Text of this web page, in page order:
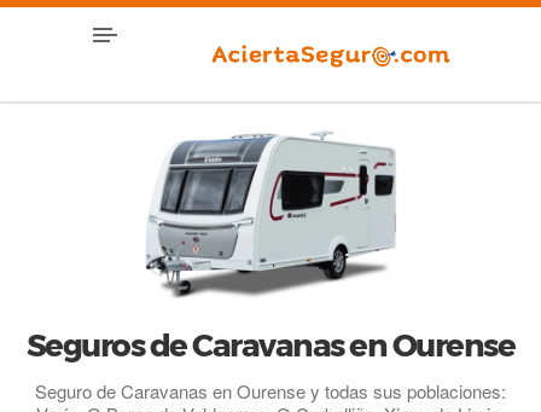
Seguros de Caravanas en Ourense
Seguro de Caravanas en Ourense y todas sus poblaciones: